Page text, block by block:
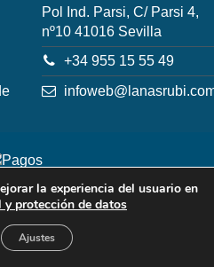
Pol Ind. Parsi, C/ Parsi 4,
nº10 41016 Sevilla
+34 955 15 55 49
la experiencia del usuario en
y protección de datos
Ajustes